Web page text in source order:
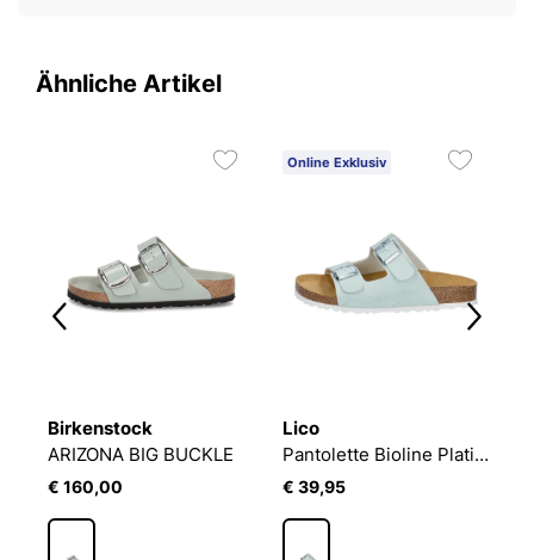
Ähnliche Artikel
Birkenstock
ARIZONA BIG BUCKLE
€ 160,00
Online Exklusiv
Lico
Pantolette Bioline Platino
€ 39,95